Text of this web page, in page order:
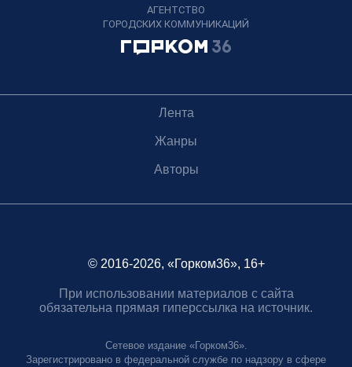
АГЕНТСТВО
ГОРОДСКИХ КОММУНИКАЦИЙ
Лента
Жанры
Авторы
© 2016-2026, «Горком36», 16+
При использовании материалов с сайта
обязательна прямая гиперссылка на источник.
Сетевое издание «Горком36».
Зарегистрировано в федеральной службе по надзору в сфере